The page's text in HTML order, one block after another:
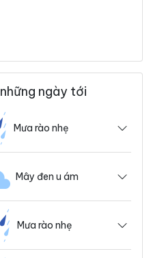
ngày tới
Mưa rào nhẹ
Mây đen u ám
Mưa rào nhẹ